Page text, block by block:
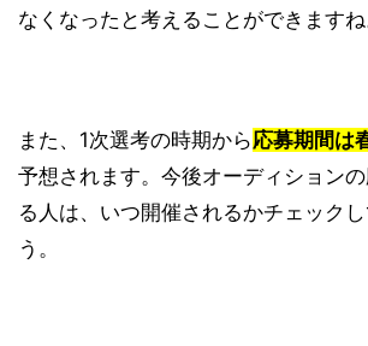
なくなったと考えることができますね
また、1次選考の時期から応募期間は
予想されます。今後オーディション
る人は、いつ開催されるかチェック
う。